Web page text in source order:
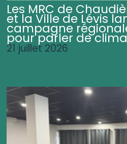
Les MRC de
et la Ville de Lévis
campagne
pour parler de
21 juillet 2026